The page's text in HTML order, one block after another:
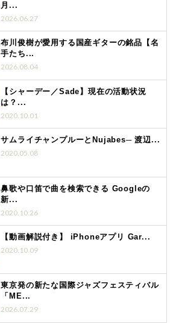
月...
2026.06.27
布川俊樹が愛用する国産ギターの銘品【名
手たち...
2026.08.04
【シャーデー／Sade】現在の活動状況
は？...
2020.10.01
サムライチャンプルーとNujabes─ 渡辺...
2020.05.08
鼻歌や口笛で曲を検索できる Googleの
新...
2020.10.26
【動画解説付き】 iPhoneアプリ Gar...
2020.10.09
東京発の新たな国際ジャズフェスティバル
「ME...
2026.07.29